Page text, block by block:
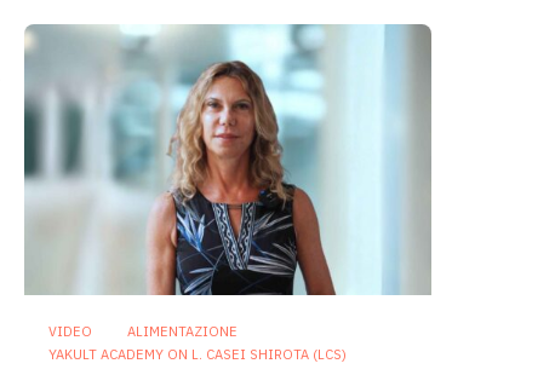
VIDEO
ALIMENTAZIONE
YAKULT ACADEMY ON L. CASEI SHIROTA (LCS)